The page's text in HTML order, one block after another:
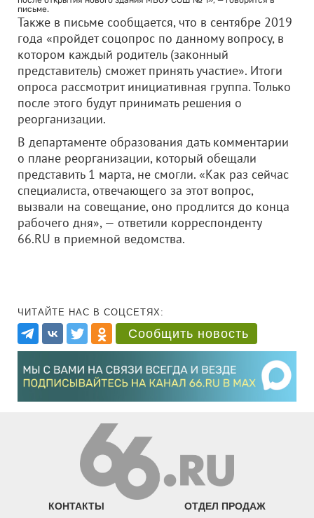
письме.
Также в письме сообщается, что в сентябре 2019
года «пройдет соцопрос по данному вопросу, в
котором каждый родитель (законный
представитель) сможет принять участие». Итоги
опроса рассмотрит инициативная группа. Только
после этого будут принимать решения о
реорганизации.
В департаменте образования дать комментарии
о плане реорганизации, который обещали
представить 1 марта, не смогли. «Как раз сейчас
специалиста, отвечающего за этот вопрос,
вызвали на совещание, оно продлится до конца
рабочего дня», — ответили корреспонденту
66.RU в приемной ведомства.
ЧИТАЙТЕ НАС В СОЦСЕТЯХ:
Сообщить новость
КОНТАКТЫ ОТДЕЛ ПРОДАЖ